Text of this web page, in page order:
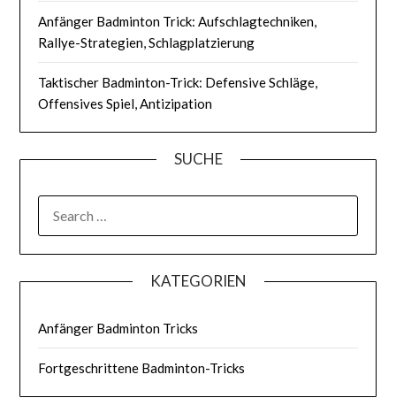
Anfänger Badminton Trick: Aufschlagtechniken,
Rallye-Strategien, Schlagplatzierung
Taktischer Badminton-Trick: Defensive Schläge,
Offensives Spiel, Antizipation
SUCHE
FOR:
KATEGORIEN
Anfänger Badminton Tricks
Fortgeschrittene Badminton-Tricks